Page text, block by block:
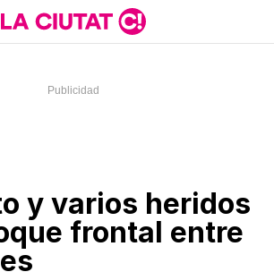
y varios heridos
frontal entre